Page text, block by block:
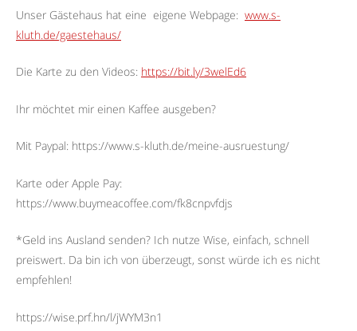
Unser Gästehaus hat eine eigene Webpage: www.s-
kluth.de/gaestehaus/
Die Karte zu den Videos: https://bit.ly/3welEd6
Ihr möchtet mir einen Kaffee ausgeben?
Mit Paypal: https://www.s-kluth.de/meine-ausruestung/
Karte oder Apple Pay:
https://www.buymeacoffee.com/fk8cnpvfdjs
*Geld ins Ausland senden? Ich nutze Wise, einfach, schnell
preiswert. Da bin ich von überzeugt, sonst würde ich es nicht
empfehlen!
https://wise.prf.hn/l/jWYM3n1